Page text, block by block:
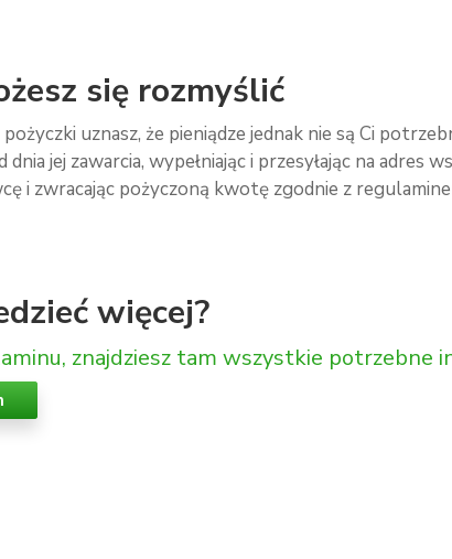
się rozmyślić
uznasz, że pieniądze jednak nie są Ci
jej zawarcia, wypełniając i przesyłając na
i zwracając pożyczoną kwotę zgodnie z
więcej?
znajdziesz tam wszystkie potrzebne